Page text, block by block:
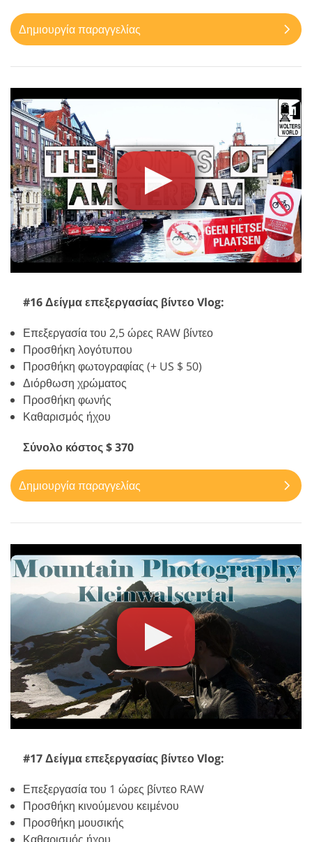
Δημιουργία παραγγελίας
#16 Δείγμα επεξεργασίας βίντεο Vlog:
Επεξεργασία του 2,5 ώρες RAW βίντεο
Προσθήκη λογότυπου
Προσθήκη φωτογραφίας (+ US $ 50)
Διόρθωση χρώματος
Προσθήκη φωνής
Καθαρισμός ήχου
Σύνολο κόστος $ 370
Δημιουργία παραγγελίας
#17 Δείγμα επεξεργασίας βίντεο Vlog:
Επεξεργασία του 1 ώρες βίντεο RAW
Προσθήκη κινούμενου κειμένου
Προσθήκη μουσικής